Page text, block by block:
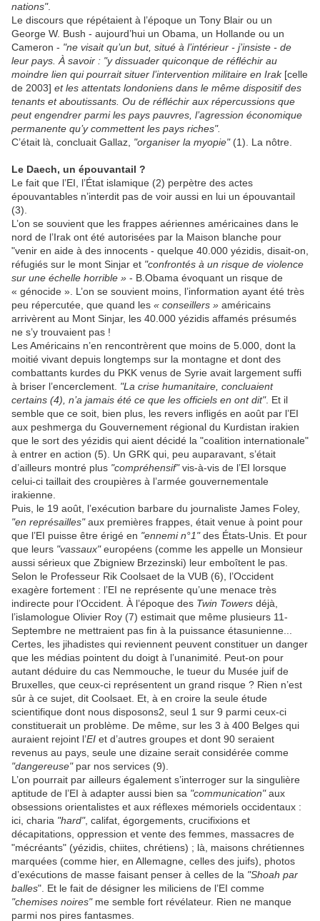
nations".
Le discours que répétaient à l’époque un Tony Blair ou un
George W. Bush - aujourd’hui un Obama, un Hollande ou un
Cameron - "ne visait qu’un but, situé à l’intérieur - j’insiste - de
leur pays. À savoir : "y dissuader quiconque de réfléchir au
moindre lien qui pourrait situer l’intervention militaire en Irak[celle
de 2003] et les attentats londoniens dans le même dispositif des
tenants et aboutissants. Ou de réfléchir aux répercussions que
peut engendrer parmi les pays pauvres, l’agression économique
permanente qu’y commettent les pays riches".
C’était là, concluait Gallaz, "organiser la myopie"(1). La nôtre.
Le Daech, un épouvantail ?
Le fait que l’EI, l’État islamique (2) perpètre des actes
épouvantables n’interdit pas de voir aussi en lui un épouvantail
(3).
L’on se souvient que les frappes aériennes américaines dans le
nord de l’Irak ont été autorisées par la Maison blanche pour
"venir en aide à des innocents - quelque 40.000 yézidis, disait-on,
réfugiés sur le mont Sinjar et "confrontés à un risque de violence
sur une échelle horrible » - B.Obama évoquant un risque de
« génocide ». L’on se souvient moins, l’information ayant été très
peu répercutée, que quand les « conseillers » américains
arrivèrent au Mont Sinjar, les 40.000 yézidis affamés présumés
ne s’y trouvaient pas !
Les Américains n’en rencontrèrent que moins de 5.000, dont la
moitié vivant depuis longtemps sur la montagne et dont des
combattants kurdes du PKK venus de Syrie avait largement suffi
à briser l’encerclement. "La crise humanitaire, concluaient
certains (4), n’a jamais été ce que les officiels en ont dit". Et il
semble que ce soit, bien plus, les revers infligés en août par l’EI
aux peshmerga du Gouvernement régional du Kurdistan irakien
que le sort des yézidis qui aient décidé la "coalition internationale"
à entrer en action (5). Un GRK qui, peu auparavant, s’était
d’ailleurs montré plus "compréhensif"vis-à-vis de l’EI lorsque
celui-ci taillait des croupières à l’armée gouvernementale
irakienne.
Puis, le 19 août, l’exécution barbare du journaliste James Foley,
"en représailles"aux premières frappes, était venue à point pour
que l’EI puisse être érigé en "ennemi n°1"des États-Unis. Et pour
que leurs "vassaux"européens (comme les appelle un Monsieur
aussi sérieux que Zbigniew Brzezinski) leur emboîtent le pas.
Selon le Professeur Rik Coolsaet de la VUB (6), l’Occident
exagère fortement : l’EI ne représente qu’une menace très
indirecte pour l’Occident. À l’époque des Twin Towers déjà,
l’islamologue Olivier Roy (7) estimait que même plusieurs 11-
Septembre ne mettraient pas fin à la puissance étasunienne...
Certes, les jihadistes qui reviennent peuvent constituer un danger
que les médias pointent du doigt à l’unanimité. Peut-on pour
autant déduire du cas Nemmouche, le tueur du Musée juif de
Bruxelles, que ceux-ci représentent un grand risque ? Rien n’est
sûr à ce sujet, dit Coolsaet. Et, à en croire la seule étude
scientifique dont nous disposons2, seul 1 sur 9 parmi ceux-ci
constituerait un problème. De même, sur les 3 à 400 Belges qui
auraient rejoint l’EI et d’autres groupes et dont 90 seraient
revenus au pays, seule une dizaine serait considérée comme
"dangereuse"par nos services (9).
L’on pourrait par ailleurs également s’interroger sur la singulière
aptitude de l’EI à adapter aussi bien sa "communication"aux
obsessions orientalistes et aux réflexes mémoriels occidentaux :
ici, charia "hard", califat, égorgements, crucifixions et
décapitations, oppression et vente des femmes, massacres de
"mécréants" (yézidis, chiites, chrétiens) ; là, maisons chrétiennes
marquées (comme hier, en Allemagne, celles des juifs), photos
d’exécutions de masse faisant penser à celles de la "Shoah par
balles". Et le fait de désigner les miliciens de l’EI comme
"chemises noires"me semble fort révélateur. Rien ne manque
parmi nos pires fantasmes.